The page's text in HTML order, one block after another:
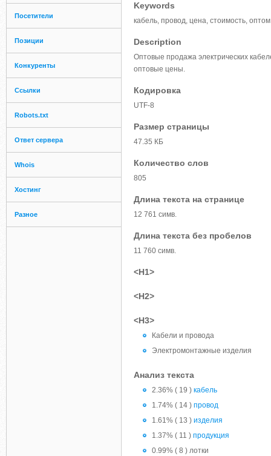
Посетители
Позиции
Конкуренты
Ссылки
Robots.txt
Ответ сервера
Whois
Хостинг
Разное
Keywords
кабель, провод, цена, стоимость,
Description
Оптовые продажа электрических
оптовые цены.
Кодировка
UTF-8
Размер страницы
47.35 КБ
Количество слов
805
Длина текста на странице
12 761 симв.
Длина текста без пробелов
11 760 симв.
<H1>
<H2>
<H3>
Кабели и провода
Электромонтажные изделия
Анализ текста
2.36% ( 19 ) кабель
1.74% ( 14 ) провод
1.61% ( 13 ) изделия
1.37% ( 11 ) продукция
0.99% ( 8 ) лотки